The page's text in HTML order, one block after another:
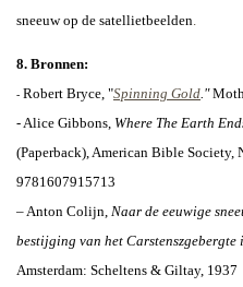
sneeuw op de satellietbeelden
8. Bronnen:
- Robert Bryce, "Spinning Gold."
- Alice Gibbons, Where The Earth
(Paperback), American Bible Society,
9781607915713
– Anton Colijn, Naar de eeuwige
bestijging van het
Amsterdam: Scheltens & Giltay, 1937